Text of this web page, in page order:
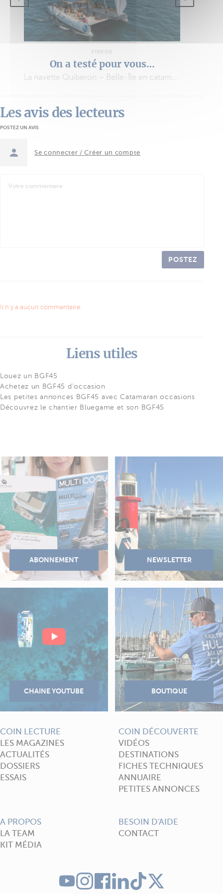
VIDÉOS
On a testé pour vous…
La navette Quiberon – Belle-Île en catamaran à voile
Les avis des lecteurs
POSTEZ UN AVIS
Se connecter / Créer un compte
POSTEZ
Il n'y a aucun commentaire.
Liens utiles
Louez un BGF45
Achetez un BGF45 d'occasion
Les petites annonces BGF45 avec Catamaran occasions
Découvrez le chantier Bluegame et son BGF45
COIN LECTURE
LES MAGAZINES
ACTUALITÉS
DOSSIERS
ESSAIS
COIN DÉCOUVERTE
VIDÉOS
DESTINATIONS
FICHES TECHNIQUES
ANNUAIRE
PETITES ANNONCES
A PROPOS
LA TEAM
KIT MÉDIA
BESOIN D'AIDE
CONTACT